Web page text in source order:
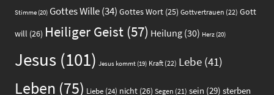
Stimme (20) Gottes Wille(34) Gottes Wort (25) Gottvertrauen (22) Gott
will (26) Heiliger Geist (57) Heilung (30) Herz (20)
Jesus (101) Jesus kommt (19) Kraft (22) Lebe (41)
Leben (75) Liebe (24) nicht (26) Segen (21) sein (29) sterben